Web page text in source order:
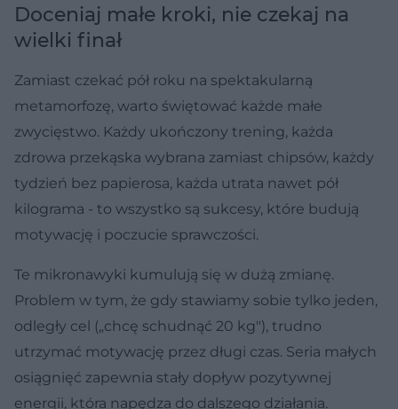
Doceniaj małe kroki, nie czekaj na
wielki finał
Zamiast czekać pół roku na spektakularną
metamorfozę, warto świętować każde małe
zwycięstwo. Każdy ukończony trening, każda
zdrowa przekąska wybrana zamiast chipsów, każdy
tydzień bez papierosa, każda utrata nawet pół
kilograma - to wszystko są sukcesy, które budują
motywację i poczucie sprawczości.
Te mikronawyki kumulują się w dużą zmianę.
Problem w tym, że gdy stawiamy sobie tylko jeden,
odległy cel („chcę schudnąć 20 kg"), trudno
utrzymać motywację przez długi czas. Seria małych
osiągnięć zapewnia stały dopływ pozytywnej
energii, która napędza do dalszego działania.